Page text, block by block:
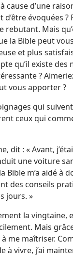
cause d’une
d’être évoquées
rebutant. Mais
la Bible peut
et plus
qu’il existe des
?
vous apporter ?
qui
ceux qui
dit : « Avant,
une voiture
Bible m’a aidé à
des conseils
jours. »
la vingtaine,
Mais
à me maîtriser.
à vivre, j’ai